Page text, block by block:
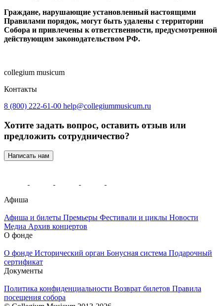
Граждане, нарушающие установленный настоящими
Правилами порядок, могут быть удалены с территории
Собора и привлечены к ответственности, предусмотренной
действующим законодательством РФ.
collegium musicum
Контакты
8 (800) 222-61-00 help@collegiummusicum.ru
Хотите задать вопрос, оставить отзыв или
предложить сотрудничество?
Написать нам
Афиша
Афиша и билеты Премьеры Фестивали и циклы Новости
Медиа Архив концертов
О фонде
О фонде Исторический орган Бонусная система Подарочный
сертификат
Документы
Политика конфиденциальности Возврат билетов Правила
посещения собора